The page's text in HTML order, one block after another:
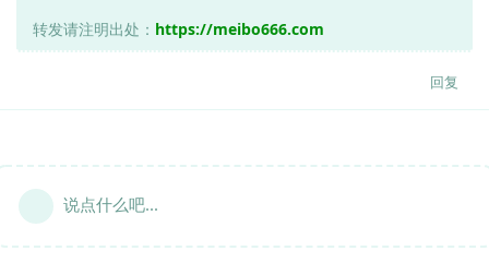
转发请注明出处： https://meibo666.com
回复
说点什么吧...